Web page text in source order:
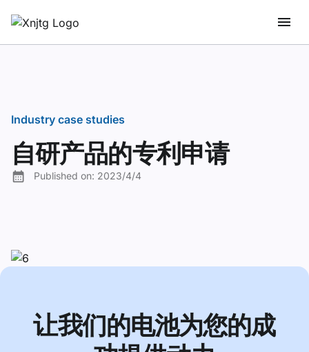
Industry case studies
自研产品的专利申请
Published on: 2023/4/4
让我们的电池为您的成